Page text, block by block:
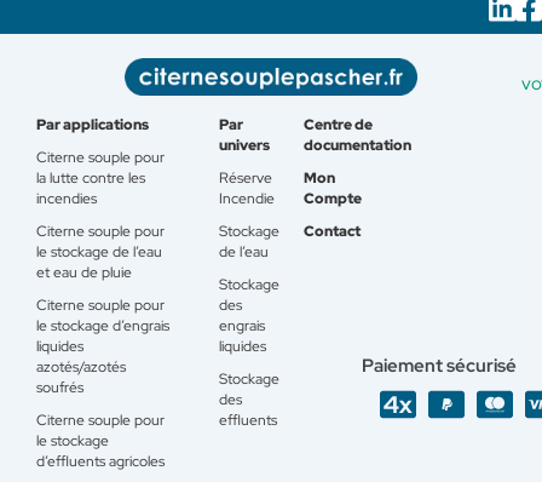
Par applications
Citerne souple pour
la lutte contre les
incendies
Citerne souple pour
le stockage de l’eau
et eau de pluie
Citerne souple pour
le stockage d’engrais
liquides
azotés/azotés
soufrés
Citerne souple pour
le stockage
d’effluents agricoles
Par
univers
Réserve
Incendie
Stockage
de l’eau
Stockage
des
engrais
liquides
Stockage
des
effluents
Centre de
documentation
Mon
Compte
Contact
Paiement sécurisé